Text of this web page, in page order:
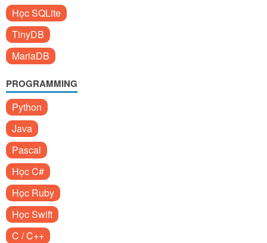
Học SQLite
TinyDB
MariaDB
PROGRAMMING
Python
Java
Pascal
Học C#
Học Ruby
Học Swift
C / C++